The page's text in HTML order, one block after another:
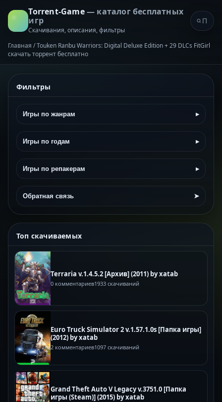
Torrent-Game— каталог бесплатных
игр
Скачивания, описания, фильтры
Главная /Touken Ranbu Warriors: Digital Deluxe Edition + 29 DLCs FitGirl
скачать торрент бесплатно
Фильтры
Игры по жанрам ▸
Игры по годам ▸
Игры по репакерам ▸
Обратная связь ➤
Топ скачиваемых
Terraria v.1.4.5.2 [Архив] (2011) by xatab
0 комментариев1933 скачиваний
Euro Truck Simulator 2 v.1.57.1.0s [Папка игры]
(2012) by xatab
2 комментариев1097 скачиваний
Grand Theft Auto V Legacy v.3751.0 [Папка
игры (Steam)] (2015) by xatab